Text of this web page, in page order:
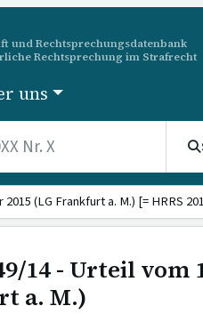
und Rechtsprechungsdatenbank
Rechtsprechung im Strafrecht
uns
(LG Frankfurt a. M.) [= HRRS
14 - Urteil vom
a. M.)